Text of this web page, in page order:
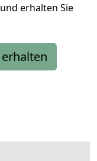
erhalten Sie